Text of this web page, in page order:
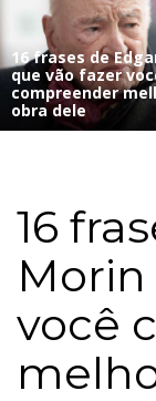
16 frases de
que vão fazer
compreender
obra dele
16
você